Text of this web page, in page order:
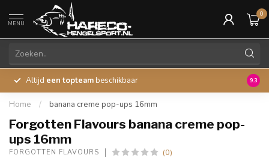
MENU
0
Altijd een topteam beschikbaar 45
9.3
Home / banana creme pop-ups 16mm
Forgotten Flavours banana creme pop-
ups 16mm
FORGOTTEN FLAVOURS (0)